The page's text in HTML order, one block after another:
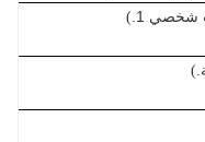
1.
)
)